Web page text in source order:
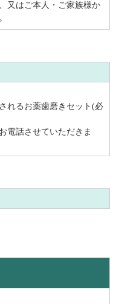
又はご本人・ご家族様か
れるお薬歯磨きセット(必
電話させていただきま